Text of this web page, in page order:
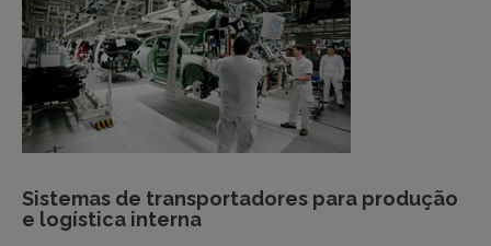
Sistemas de transportadores para produção
e logística interna